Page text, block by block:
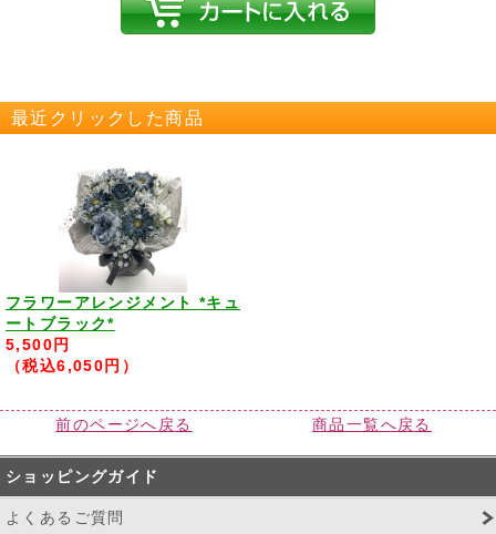
最近クリックした商品
フラワーアレンジメント *キュ
ートブラック*
5,500円
（税込6,050円）
前のページへ戻る 商品一覧へ戻る
ショッピングガイド
よくあるご質問